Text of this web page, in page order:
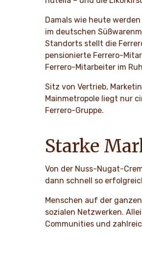
Damals wie heute
im deutschen
Standorts stellt die
pensionierte Ferrero-
Ferrero-Mitarbeiter im
Sitz von Vertrieb,
Mainmetropole liegt nur
Ferrero-Gruppe.
Starke
Von der Nuss-Nugat-
dann schnell so
Menschen auf der
sozialen Netzwerken.
Communities und